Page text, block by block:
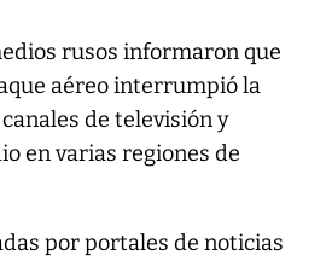
rusos informaron que
aéreo interrumpió la
de televisión y
en varias regiones de
por portales de noticias